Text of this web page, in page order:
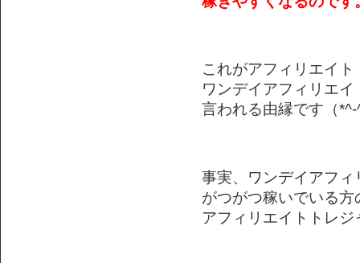
これがアフィリエイト
ワンデイアフィリエ
言われる由縁です（
事実、ワンデイアフィ
がつがつ稼いでいる方
アフィリエイトトレ